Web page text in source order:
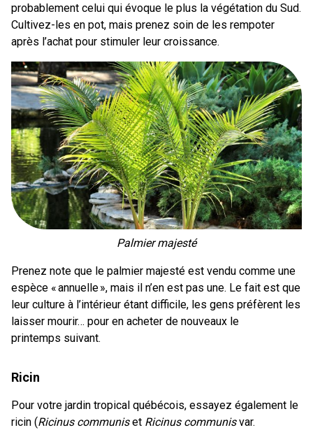
probablement celui qui évoque le plus la végétation du Sud.
Cultivez-les en pot, mais prenez soin de les rempoter
après l’achat pour stimuler leur croissance.
Palmier majesté
Prenez note que le palmier majesté est vendu comme une
espèce « annuelle », mais il n’en est pas une. Le fait est que
leur culture à l’intérieur étant difficile, les gens préfèrent les
laisser mourir… pour en acheter de nouveaux le
printemps suivant.
Ricin
Pour votre jardin tropical québécois, essayez également le
ricin (Ricinus communiset Ricinus communisvar.